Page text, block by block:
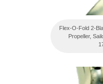
Flex-O-Fold 2-
Propeller,